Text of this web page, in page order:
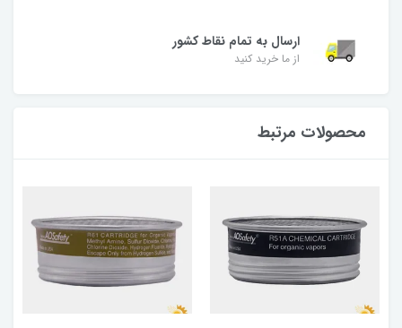
ارسال به تمام نقاط کشور
از ما خرید کنید
محصولات مرتبط